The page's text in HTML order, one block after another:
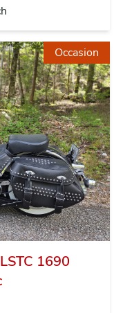
Occasion
1690